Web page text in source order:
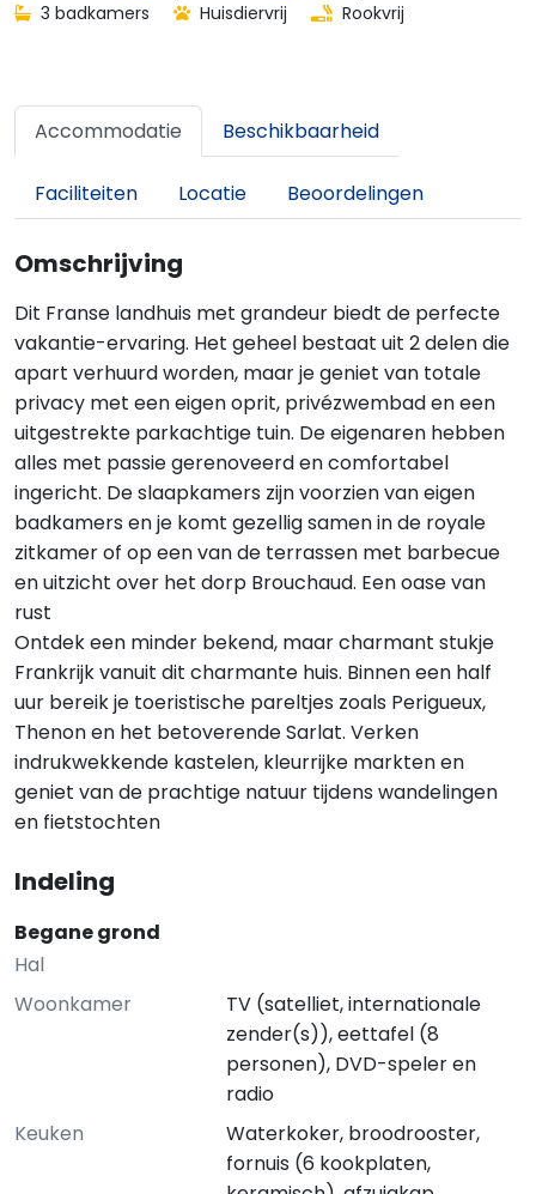
3 badkamers
Huisdiervrij Rookvrij
Accommodatie Beschikbaarheid
Faciliteiten Locatie Beoordelingen
Omschrijving
Dit Franse landhuis met grandeur biedt de perfecte
vakantie-ervaring. Het geheel bestaat uit 2 delen die
apart verhuurd worden, maar je geniet van totale
privacy met een eigen oprit, privézwembad en een
uitgestrekte parkachtige tuin. De eigenaren hebben
alles met passie gerenoveerd en comfortabel
ingericht. De slaapkamers zijn voorzien van eigen
badkamers en je komt gezellig samen in de royale
zitkamer of op een van de terrassen met barbecue
en uitzicht over het dorp Brouchaud. Een oase van
rust
Ontdek een minder bekend, maar charmant stukje
Frankrijk vanuit dit charmante huis. Binnen een half
uur bereik je toeristische pareltjes zoals Perigueux,
Thenon en het betoverende Sarlat. Verken
indrukwekkende kastelen, kleurrijke markten en
geniet van de prachtige natuur tijdens wandelingen
en fietstochten
Indeling
Begane grond
Hal
Woonkamer
TV (satelliet, internationale
zender(s)), eettafel (8
personen), DVD-speler en
radio
Keuken
Waterkoker, broodrooster,
fornuis (6 kookplaten,